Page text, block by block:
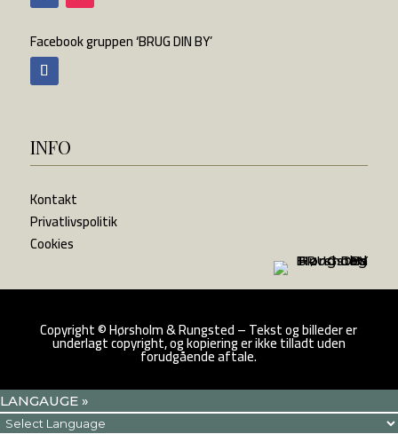
Facebook gruppen ‘BRUG DIN BY’
INFO
Kontakt
Privatlivspolitik
Cookies
Copyright©Hørsholm & Rungsted – Tekst og billeder er
underlagt copyright, og kopiering er ikke tilladt uden
forudgående aftale.
LANGAUGE »